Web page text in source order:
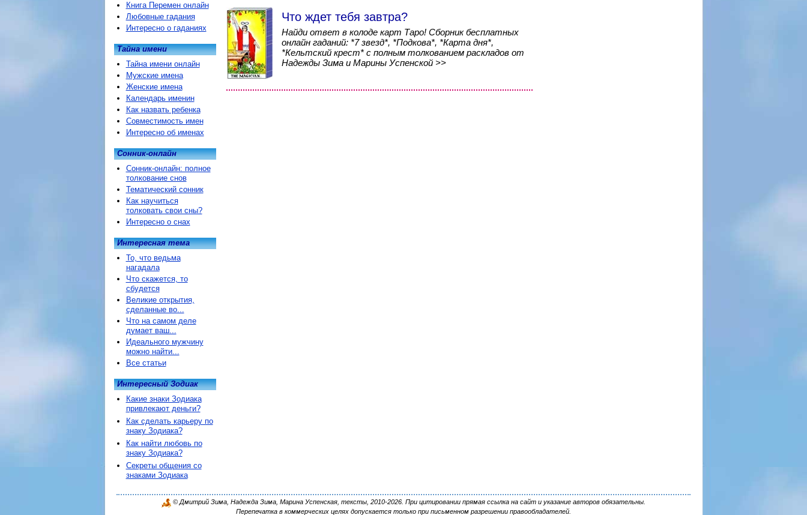
Что ждет тебя завтра?
Найди ответ в колоде карт Таро! Сборник бесплатных
онлайн гаданий: *7 звезд*, *Подкова*, *Карта дня*,
*Кельтский крест* с полным толкованием раскладов от
Надежды Зима и Марины Успенской >>
Книга Перемен онлайн
Любовные гадания
Интересно о гаданиях
Тайна имени
Тайна имени онлайн
Мужские имена
Женские имена
Календарь именин
Как назвать ребенка
Совместимость имен
Интересно об именах
Сонник-онлайн
Сонник-онлайн: полное
толкование снов
Тематический сонник
Как научиться
толковать свои сны?
Интересно о снах
Интересная тема
То, что ведьма
нагадала
Что скажется, то
сбудется
Великие открытия,
сделанные во...
Что на самом деле
думает ваш...
Идеального мужчину
можно найти...
Все статьи
Интересный Зодиак
Какие знаки Зодиака
привлекают деньги?
Как сделать карьеру по
знаку Зодиака?
Как найти любовь по
знаку Зодиака?
Секреты общения со
знаками Зодиака
© Дмитрий Зима, Надежда Зима, Марина Успенская, тексты, 2010-2026. При цитировании прямая ссылка на сайт и указание авторов обязательны.
Перепечатка в коммерческих целях допускается только при письменном разрешении правообладателей.